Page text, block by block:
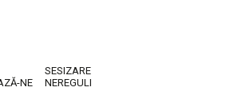
NE
SESIZARE
NEREGULI